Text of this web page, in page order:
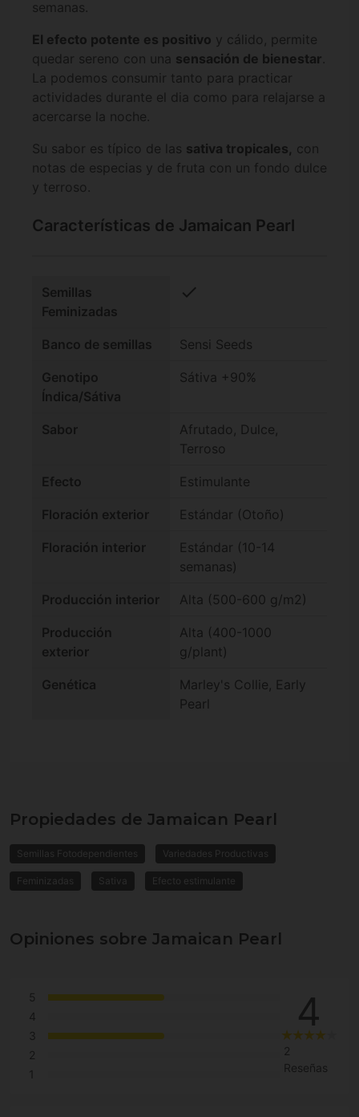
semanas.
El efecto potente es positivo y cálido, permite
quedar sereno con una sensación de bienestar.
La podemos consumir tanto para practicar
actividades durante el dia como para relajarse a
acercarse la noche.
Su sabor es típico de las sativa tropicales, con
notas de especias y de fruta con un fondo dulce
y terroso.
Características de Jamaican Pearl
Semillas
Feminizadas
check
Banco de semillas Sensi Seeds
Genotipo
Índica/Sátiva
Sátiva +90%
Sabor
Afrutado, Dulce,
Terroso
Efecto Estimulante
Floración exterior Estándar (Otoño)
Floración interior
Estándar (10-14
semanas)
Producción interior Alta (500-600 g/m2)
Producción
exterior
Alta (400-1000
g/plant)
Genética
Marley's Collie, Early
Pearl
Propiedades de Jamaican Pearl
Semillas Fotodependientes Variedades Productivas
Feminizadas Sativa Efecto estimulante
Opiniones sobre Jamaican Pearl
5
4
3
2
1
4
2
Reseñas